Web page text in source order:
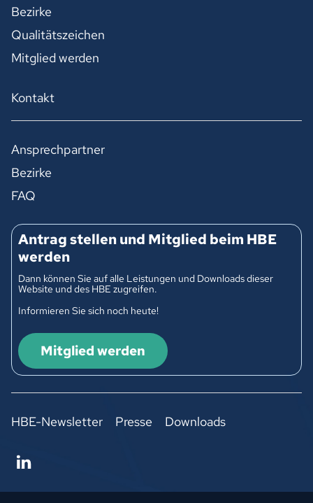
Bezirke
Qualitätszeichen
Mitglied werden
Kontakt
Ansprechpartner
Bezirke
FAQ
Antrag stellen und Mitglied beim HBE
werden
Dann können Sie auf alle Leistungen und Downloads dieser
Website und des HBE zugreifen.
Informieren Sie sich noch heute!
Mitglied werden
HBE-Newsletter Presse Downloads